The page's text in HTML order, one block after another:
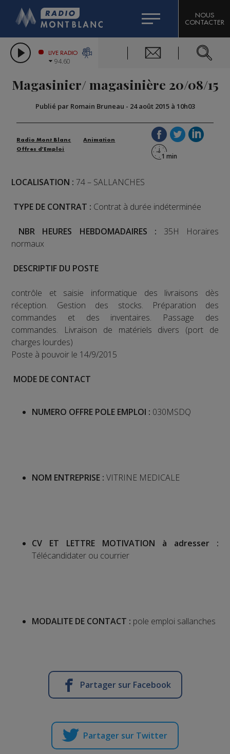
LES CHRONIQUES DE L'EXPERT
CITIZEN MACHINERY
GRAND MASSIF DOMAINES SKIABLES
BIGARD
COMPAGNIE DU MONT-BLANC
NOUS
CONTACTER
LIVE RADIO
94.60
Magasinier/ magasinière 20/08/15
Publié par Romain Bruneau - 24 août 2015 à 10h03
Radio Mont Blanc
Animation
Offres d'Emploi
LOCALISATION : 74 – SALLANCHES
TYPE DE CONTRAT : Contrat à durée indéterminée
NBR HEURES HEBDOMADAIRES : 35H Horaires
normaux
DESCRIPTIF DU POSTE
contrôle et saisie informatique des livraisons dès
réception. Gestion des stocks. Préparation des
commandes et des inventaires. Passage des
commandes. Livraison de matériels divers (port de
charges lourdes)
Poste à pouvoir le 14/9/2015
MODE DE CONTACT
NUMERO OFFRE POLE EMPLOI : 030MSDQ
NOM ENTREPRISE : VITRINE MEDICALE
CV ET LETTRE MOTIVATION à adresser :
Télécandidater ou courrier
MODALITE DE CONTACT : pole emploi sallanches
Partager sur Facebook
Partager sur Twitter